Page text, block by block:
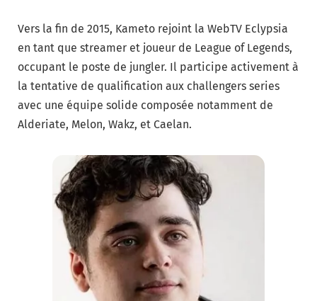
Vers la fin de 2015, Kameto rejoint la WebTV Eclypsia
en tant que streamer et joueur de League of Legends,
occupant le poste de jungler. Il participe activement à
la tentative de qualification aux challengers series
avec une équipe solide composée notamment de
Alderiate, Melon, Wakz, et Caelan.